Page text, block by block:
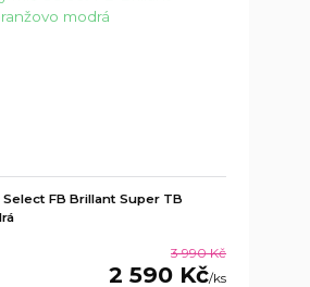
FB Brillant Super TB
3 990 Kč
2 590 Kč/ks